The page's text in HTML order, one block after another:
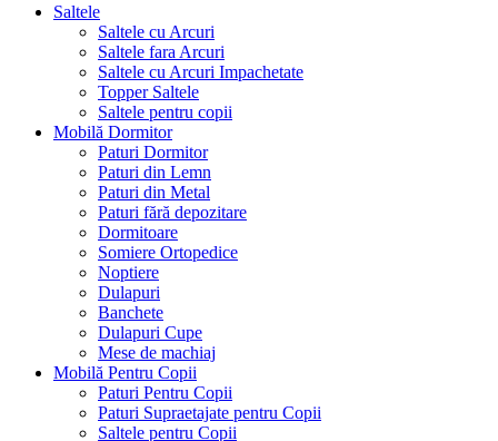
Saltele
Saltele cu Arcuri
Saltele fara Arcuri
Saltele cu Arcuri Impachetate
Topper Saltele
Saltele pentru copii
Mobilă Dormitor
Paturi Dormitor
Paturi din Lemn
Paturi din Metal
Paturi fără depozitare
Dormitoare
Somiere Ortopedice
Noptiere
Dulapuri
Banchete
Dulapuri Cupe
Mese de machiaj
Mobilă Pentru Copii
Paturi Pentru Copii
Paturi Supraetajate pentru Copii
Saltele pentru Copii